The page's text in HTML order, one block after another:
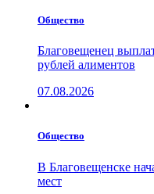
Общество
Благовещенец
рублей алиментов
07.08.2026
Общество
В Благовещенске
мест